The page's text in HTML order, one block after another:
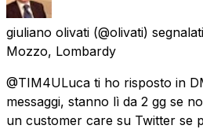
giuliano olivati (@olivati) segnalati
Mozzo, Lombardy
@TIM4ULuca ti ho risposto in
messaggi, stanno lì da 2 gg se
un customer care su Twitter se